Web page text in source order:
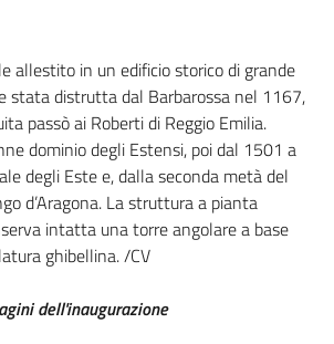
allestito in un edificio storico di grande
stata distrutta dal Barbarossa nel 1167,
passò ai Roberti di Reggio Emilia.
dominio degli Estensi, poi dal 1501 a
degli Este e, dalla seconda metà del
d’Aragona. La struttura a pianta
intatta una torre angolare a base
ghibellina. /CV
dell'inaugurazione